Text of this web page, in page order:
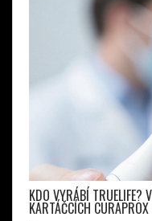
KDO VYRÁBÍ TRUELIFE?
KARTÁČCÍCH CURAPROX